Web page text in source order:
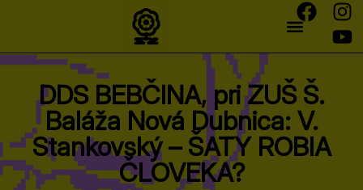
DDS BEBČINA, pri ZUŠ Š.
Baláža Nová Dubnica: V.
Stankovský – ŠATY ROBIA
ČLOVEKA?